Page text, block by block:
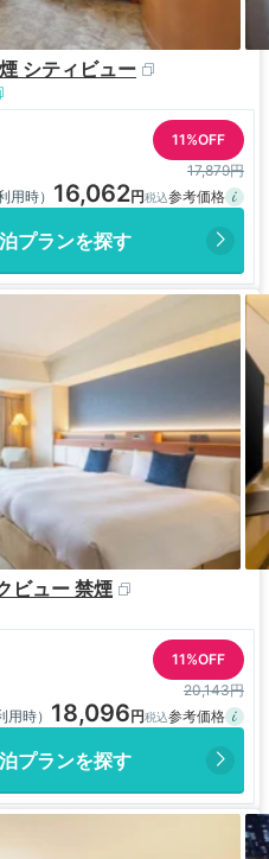
シティビュー
11%OFF
17,879円
用時） 16,062
プランを探す
ビュー 禁煙
11%OFF
20,143円
時） 18,096
プランを探す